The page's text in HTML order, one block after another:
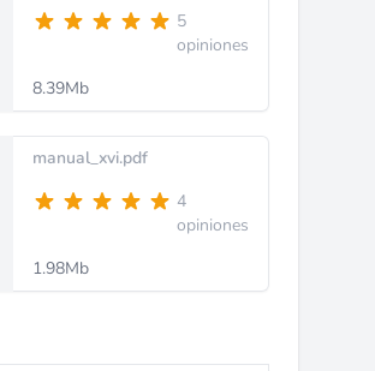
5
opiniones
8.39Mb
manual_xvi.pdf
4
opiniones
1.98Mb